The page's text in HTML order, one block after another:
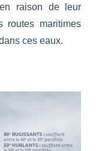
raison de leur
routes maritimes
ces eaux.